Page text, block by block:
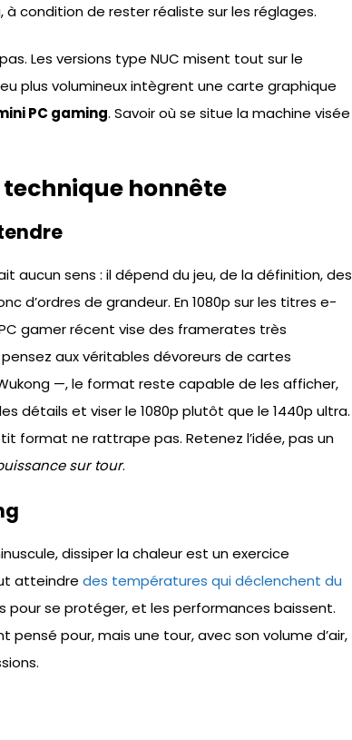
à condition de rester réaliste sur les réglages.
Les versions type NUC misent tout sur le
plus volumineux intègrent une carte graphique
PC gaming. Savoir où se situe la machine visée
honnête
aucun sens : il dépend du jeu, de la définition, des
d’ordres de grandeur. En 1080p sur les titres e-
gamer récent vise des framerates très
aux véritables dévoreurs de cartes
—, le format reste capable de les afficher,
détails et viser le 1080p plutôt que le 1440p ultra.
format ne rattrape pas. Retenez l’idée, pas un
sur tour.
dissiper la chaleur est un exercice
atteindre des températures qui déclenchent du
pour se protéger, et les performances baissent.
pour, mais une tour, avec son volume d’air,